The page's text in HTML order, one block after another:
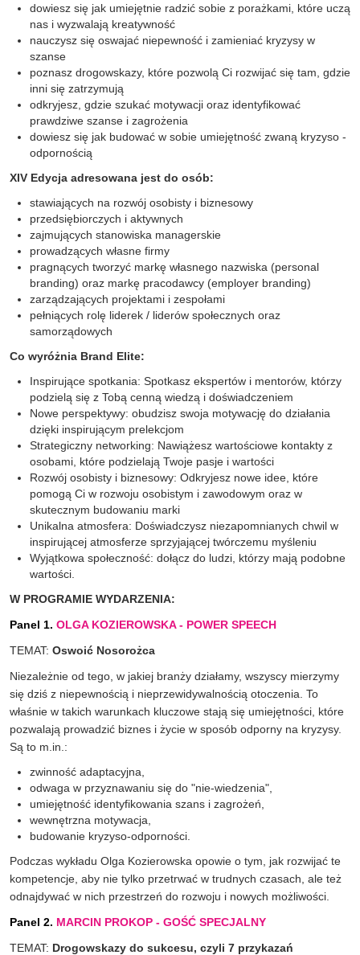
dowiesz się jak umiejętnie radzić sobie z porażkami, które uczą
nas i wyzwalają kreatywność
nauczysz się oswajać niepewność i zamieniać kryzysy w
szanse
poznasz drogowskazy, które pozwolą Ci rozwijać się tam, gdzie
inni się zatrzymują
odkryjesz, gdzie szukać motywacji oraz identyfikować
prawdziwe szanse i zagrożenia
dowiesz się jak budować w sobie umiejętność zwaną kryzyso -
odpornością
XIV Edycja adresowana jest do osób:
stawiających na rozwój osobisty i biznesowy
przedsiębiorczych i aktywnych
zajmujących stanowiska managerskie
prowadzących własne firmy
pragnących tworzyć markę własnego nazwiska (personal
branding) oraz markę pracodawcy (employer branding)
zarządzających projektami i zespołami
pełniących rolę liderek / liderów społecznych oraz
samorządowych
Co wyróżnia Brand Elite:
Inspirujące spotkania: Spotkasz ekspertów i mentorów, którzy
podzielą się z Tobą cenną wiedzą i doświadczeniem
Nowe perspektywy: obudzisz swoja motywację do działania
dzięki inspirującym prelekcjom
Strategiczny networking: Nawiążesz wartościowe kontakty z
osobami, które podzielają Twoje pasje i wartości
Rozwój osobisty i biznesowy: Odkryjesz nowe idee, które
pomogą Ci w rozwoju osobistym i zawodowym oraz w
skutecznym budowaniu marki
Unikalna atmosfera: Doświadczysz niezapomnianych chwil w
inspirującej atmosferze sprzyjającej twórczemu myśleniu
Wyjątkowa społeczność: dołącz do ludzi, którzy mają podobne
wartości.
W PROGRAMIE WYDARZENIA:
Panel 1. OLGA KOZIEROWSKA - POWER SPEECH
TEMAT: Oswoić Nosorożca
Niezależnie od tego, w jakiej branży działamy, wszyscy mierzymy
się dziś z niepewnością i nieprzewidywalnością otoczenia. To
właśnie w takich warunkach kluczowe stają się umiejętności, które
pozwalają prowadzić biznes i życie w sposób odporny na kryzysy.
Są to m.in.:
zwinność adaptacyjna,
odwaga w przyznawaniu się do "nie-wiedzenia",
umiejętność identyfikowania szans i zagrożeń,
wewnętrzna motywacja,
budowanie kryzyso-odporności.
Podczas wykładu Olga Kozierowska opowie o tym, jak rozwijać te
kompetencje, aby nie tylko przetrwać w trudnych czasach, ale też
odnajdywać w nich przestrzeń do rozwoju i nowych możliwości.
Panel 2. MARCIN PROKOP - GOŚĆ SPECJALNY
TEMAT: Drogowskazy do sukcesu, czyli 7 przykazań